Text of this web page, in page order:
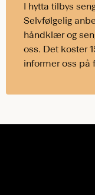
I hytta tilbys
Selvfølgelig
håndklær og
oss. Det koster
informer oss på